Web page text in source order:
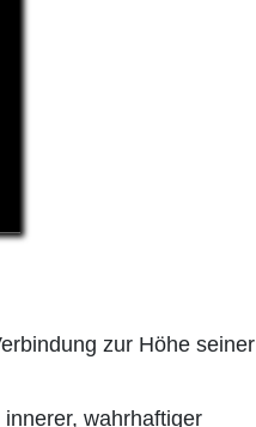
zur Höhe seiner
wahrhaftiger